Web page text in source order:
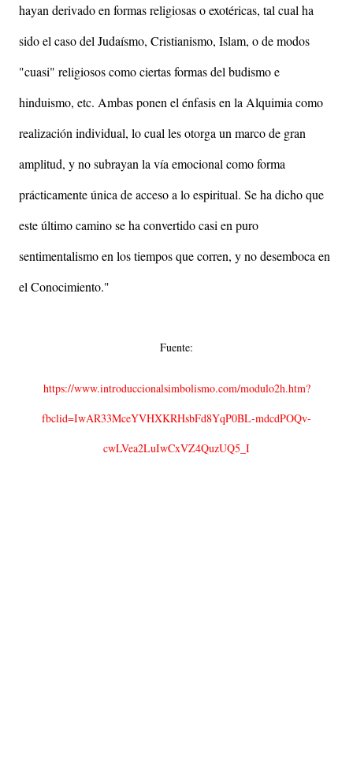
hayan derivado en formas religiosas o exotéricas, tal cual ha
sido el caso del Judaísmo, Cristianismo, Islam, o de modos
"cuasi" religiosos como ciertas formas del budismo e
hinduismo, etc. Ambas ponen el énfasis en la Alquimia como
realización individual, lo cual les otorga un marco de gran
amplitud, y no subrayan la vía emocional como forma
prácticamente única de acceso a lo espiritual. Se ha dicho que
este último camino se ha convertido casi en puro
sentimentalismo en los tiempos que corren, y no desemboca en
el Conocimiento."
Fuente:
https://www.introduccionalsimbolismo.com/modulo2h.htm?
fbclid=IwAR33MceYVHXKRHsbFd8YqP0BL-mdcdPOQv-
cwLVea2LuIwCxVZ4QuzUQ5_I